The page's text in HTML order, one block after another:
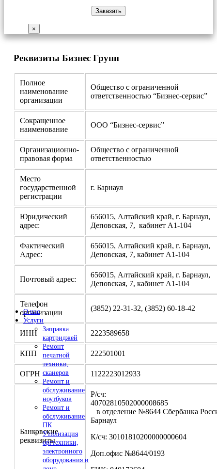
О нас
Услуги
Заправка
картриджей
Ремонт
печатной
техники,
сканеров
Ремонт и
обслуживание
ноутбуков
Ремонт и
обслуживание
ПК
Утилизация
оргтехники,
электронного
оборудования и
×
Реквизиты Бизнес Групп
Полное
наименование
организации
Общество с ограниченной
ответственностью “Бизнес-сервис”
Сокращенное
наименование
ООО “Бизнес-сервис”
Организационно-
правовая форма
Общество с ограниченной
ответственностью
Место
государственной
регистрации
г. Барнаул
Юридический
адрес:
656015, Алтайский край, г. Барнаул,
Деповская, 7, кабинет А1-104
Фактический
Адрес:
656015, Алтайский край, г. Барнаул,
Деповская, 7, кабинет А1-104
Почтовый адрес:
656015, Алтайский край, г. Барнаул,
Деповская, 7, кабинет А1-104
Телефон
организации
(3852) 22-31-32, (3852) 60-18-42
ИНН 2223589658
КПП 222501001
ОГРН 1122223012933
Банковские
реквизиты
Р/сч:
в отделение №8644 Сбербанка
Барнаул
К/сч: 30101810200000000604
Доп.офис №8644/0193